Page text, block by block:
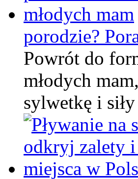
porodzie?
Powrót do
młodych
sylwetkę i